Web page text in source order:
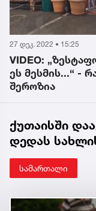
27 დეკ. 2022 • 15:25
VIDEO:
ეს მესმის...“ -
შეროზია
ქუთაისში
დედას
სამართალი